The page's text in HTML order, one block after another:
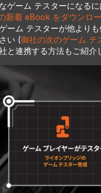
ゲーム テスターになる
新着 eBook をダウンロ
ーム テスターが他より
い (御社の次のゲーム テ
と連携する方法もご紹介